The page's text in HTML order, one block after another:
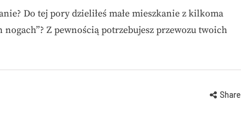
Do tej pory dzieliłeś małe mieszkanie z kilkoma
Z pewnością potrzebujesz przewozu twoich
Share